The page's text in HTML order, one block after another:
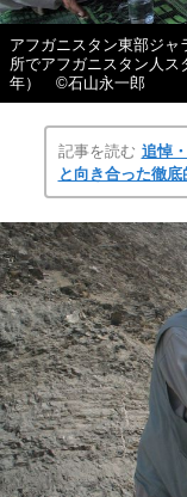
アフガニスタン東部ジャ
所でアフガニスタン人ス
年） ©石山永一郎
記事を読む 追悼
と向き合った徹